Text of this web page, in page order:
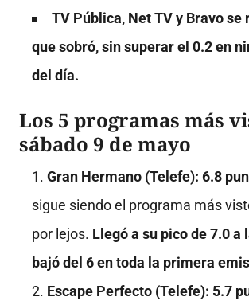
TV Pública, Net TV y Bravo
que sobró, sin superar el 0.2 en
del día.
Los 5 programas más
sábado 9 de mayo
Gran Hermano (Telefe): 6.8
sigue siendo el programa más
por lejos. Llegó a su pico de 7.0 a
bajó del 6 en toda la primera
Escape Perfecto (Telefe): 5.7